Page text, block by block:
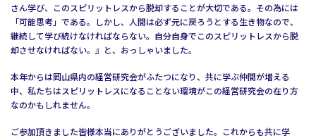
さん学び、このスピリットレスから脱却することが大切である。その為には
「可能思考」である。しかし、人間は必ず元に戻ろうとする生き物なので、
継続して学び続けなければならない。自分自身でこのスピリットレスから脱
却させなければない。』と、おっしゃいました。
本年からは岡山県内の経営研究会がふたつになり、共に学ぶ仲間が増える
中、私たちはスピリットレスになることない環境がこの経営研究会の在り方
なのかもしれません。
ご参加頂きました皆様本当にありがとうございました。これからも共に学